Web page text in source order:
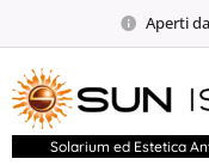
Aperti
Solarium ed Estetica